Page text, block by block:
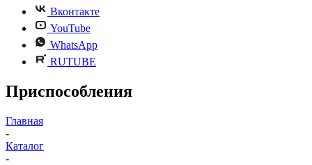
Вконтакте
YouTube
WhatsApp
RUTUBE
Приспособления
Главная
-
Каталог
-